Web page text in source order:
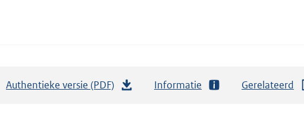
Authentieke versie (PDF) Informatie Gerelateerd